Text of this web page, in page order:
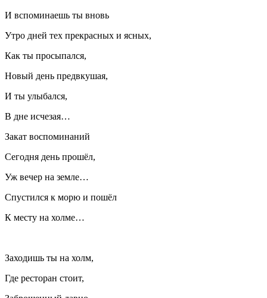
И вспоминаешь ты вновь
Утро дней тех прекрасных и ясных,
Как ты просыпался,
Новый день предвкушая,
И ты улыбался,
В дне исчезая…
Закат воспоминаний
Сегодня день прошёл,
Уж вечер на земле…
Спустился к морю и пошёл
К месту на холме…
Заходишь ты на холм,
Где ресторан стоит,